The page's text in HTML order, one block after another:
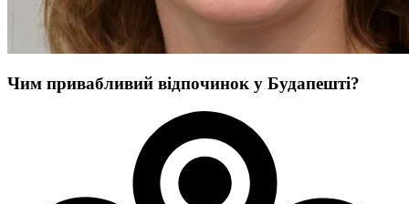
Чим привабливий відпочинок у Будапешті?